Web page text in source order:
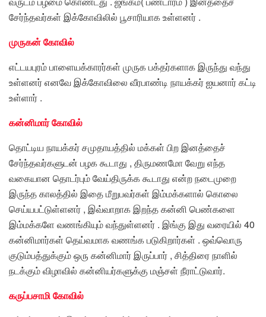
சேர்ந்தவர்கள் இக்கோவிலில் பூசாரியாக உள்ளனர் .
முருகன் கோவில்
எட்டயபுரம் பாளையக்காரர்கள் முருக பக்தர்களாக இருந்து வந்து
உள்ளனர் எனவே இக்கோவிலை வீரபாண்டி நாயக்கர் ஐயனார் கட்டி
உள்ளார் .
கன்னிமார் கோவில்
தொட்டிய நாயக்கர் சமுதாயத்தில் மக்கள் பிற இனத்தைச்
சேர்ந்தவர்களுடன் பழக கூடாது , திருமணமோ வேறு எந்த
வகையான தொடர்பும் வேய்திருக்க கூடாது என்ற நடைமுறை
இருந்த காலத்தில் இதை மீறுபவர்கள் இம்மக்களால் கொலை
செய்யபட்டுள்ளனர் , இவ்வாறாக இறந்த கன்னி பெண்களை
இம்மக்களே வணங்கியும் வந்துள்ளனர் . இங்கு இது வரையில் 40
கன்னிமார்கள் தெய்வமாக வணங்க படுகிறார்கள் . ஒவ்வொரு
குடும்பத்துக்கும் ஒரு கன்னிமார் இருப்பார் , சித்திரை நாளில்
நடக்கும் விழாவில் கன்னியர்களுக்கு மஞ்சள் நீராட்டுவார்.
கருப்பசாமி கோவில்